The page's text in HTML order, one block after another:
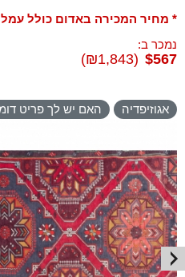
* מחיר המכירה באדום כולל
נמכר ב:
$567
(₪1,843)
אגוזיפדיה האם יש לך פריט